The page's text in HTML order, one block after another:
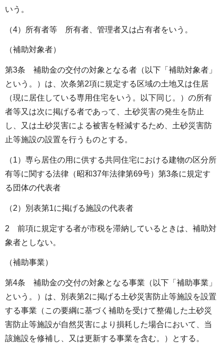
いう。
（4）所有者等 所有者、管理者又は占有者をいう。
（補助対象者）
第3条 補助金の交付の対象となる者（以下「補助対象者」
という。）は、次条第2項に規定する区域の土地又は住居
（現に居住している専用住宅をいう。以下同じ。）の所有
者等又は次に掲げる者であって、土砂災害の発生を防止
し、又は土砂災害による被害を軽減するため、土砂災害防
止等施設の設置を行うものとする。
（1）専ら居住の用に供する共同住宅における建物の区分所
有等に関する法律（昭和37年法律第69号）第3条に規定す
る団体の代表者
（2）別表第1に掲げる施設の代表者
2 前項に規定する者が市税を滞納しているときは、補助対
象者としない。
（補助事業）
第4条 補助金の交付の対象となる事業（以下「補助事業」
という。）は、別表第2に掲げる土砂災害防止等施設を設置
する事業（この要綱に基づく補助を受けて整備した土砂災
害防止等施設が自然災害により損耗した場合において、当
該施設を修補し、又は更新する事業を含む。）とする。